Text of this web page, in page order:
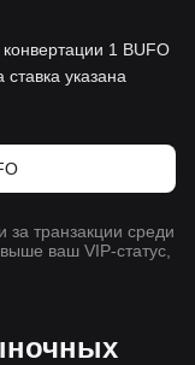
1 BUFO
указана
за транзакции среди
ваш VIP-статус,